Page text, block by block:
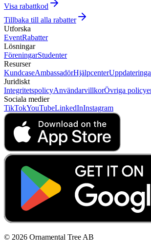
Visa rabattkod
Tillbaka till alla rabatter
Utforska
EventRabatter
Lösningar
FöreningarStudenter
Resurser
KundcaseAmbassadörHjälpcenter
Juridiskt
IntegritetspolicyAnvändarvillkorÖvriga
Sociala medier
TikTokYouTubeLinkedInInstagram
© 2026 Ornamental Tree AB